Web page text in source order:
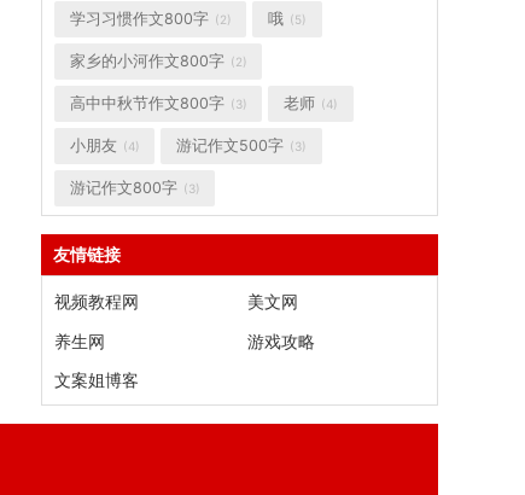
学习习惯作文800字 (2) 哦 (5)
家乡的小河作文800字 (2)
高中中秋节作文800字 (3) 老师 (4)
小朋友 (4) 游记作文500字 (3)
游记作文800字 (3)
友情链接
视频教程网
美文网
养生网
游戏攻略
文案姐博客